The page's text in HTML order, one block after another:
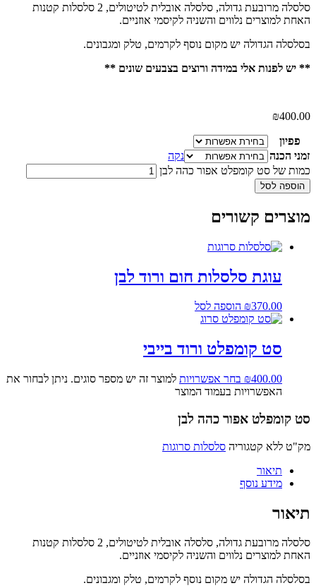
סלסלה מרובעת גדולה, סלסלה אובלית לטיטולים, 2 סלסלות קטנות
האחת למוצרים נלווים והשניה לקיסמי אוזניים.
בסלסלה הגדולה יש מקום נוסף לקרמים, טלק ומגבונים.
** יש לפנות אלי במידה ורוצים בצבעים שונים **
₪400.00
פפיון
זמני הכנה
נקה
כמות של סט קומפלט אפור כהה לבן
הוספה לסל
מוצרים קשורים
עוגת סלסלות חום ורוד לבן
₪370.00 הוספה לסל
סט קומפלט ורוד בייבי
₪400.00 בחר אפשרויות למוצר זה יש מספר סוגים. ניתן לבחור את
האפשרויות בעמוד המוצר
סט קומפלט אפור כהה לבן
מק"ט ללא קטגוריה סלסלות סרוגות
תיאור
מידע נוסף
תיאור
סלסלה מרובעת גדולה, סלסלה אובלית לטיטולים, 2 סלסלות קטנות
האחת למוצרים נלווים והשניה לקיסמי אוזניים.
בסלסלה הגדולה יש מקום נוסף לקרמים, טלק ומגבונים.